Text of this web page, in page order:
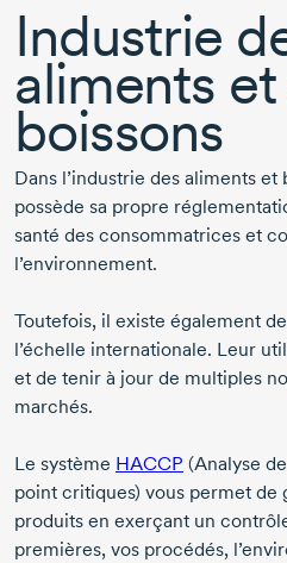
Industrie
aliments
boissons
Dans l’industrie des aliments et
possède sa propre
santé des consommatrices et
l’environnement.
Toutefois, il existe également
l’échelle internationale. Leur
et de tenir à jour de multiples
marchés.
Le système HACCP (Analyse
point critiques) vous permet de
produits en exerçant un
premières, vos procédés,